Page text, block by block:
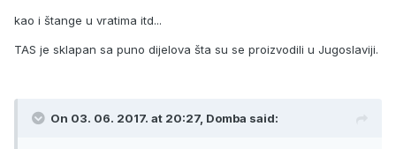
kao i štange u vratima itd...
TAS je sklapan sa puno dijelova šta su se proizvodili u Jugoslaviji.
On 03. 06. 2017. at 20:27, Domba said: